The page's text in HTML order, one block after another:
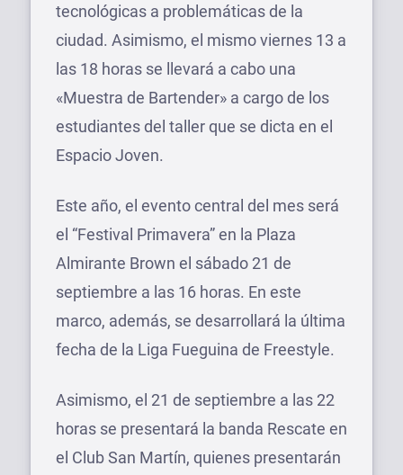
tecnológicas a problemáticas de la
ciudad. Asimismo, el mismo viernes 13 a
las 18 horas se llevará a cabo una
«Muestra de Bartender» a cargo de los
estudiantes del taller que se dicta en el
Espacio Joven.
Este año, el evento central del mes será
el “Festival Primavera” en la Plaza
Almirante Brown el sábado 21 de
septiembre a las 16 horas. En este
marco, además, se desarrollará la última
fecha de la Liga Fueguina de Freestyle.
Asimismo, el 21 de septiembre a las 22
horas se presentará la banda Rescate en
el Club San Martín, quienes presentarán